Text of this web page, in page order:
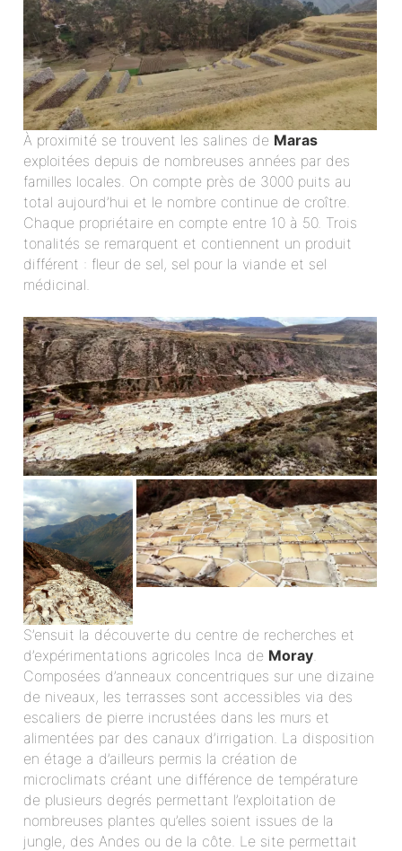
À proximité se trouvent les salines de Maras
exploitées depuis de nombreuses années par des
familles locales. On compte près de 3000 puits au
total aujourd’hui et le nombre continue de croître.
Chaque propriétaire en compte entre 10 à 50. Trois
tonalités se remarquent et contiennent un produit
différent : fleur de sel, sel pour la viande et sel
médicinal.
S’ensuit la découverte du centre de recherches et
d’expérimentations agricoles Inca de Moray
Composées d’anneaux concentriques sur une dizaine
de niveaux, les terrasses sont accessibles via des
escaliers de pierre incrustées dans les murs et
alimentées par des canaux d’irrigation. La disposition
en étage a d’ailleurs permis la création de
microclimats créant une différence de température
de plusieurs degrés permettant l’exploitation de
nombreuses plantes qu’elles soient issues de la
jungle, des Andes ou de la côte. Le site permettait